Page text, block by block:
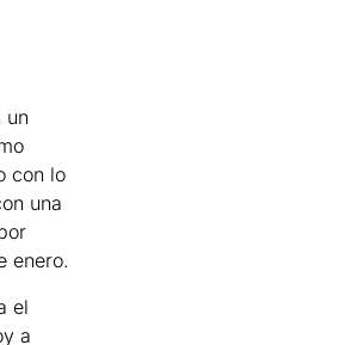
un
con lo
una
enero.
el
a